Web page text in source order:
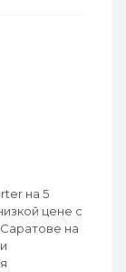
на 5
цене с
на